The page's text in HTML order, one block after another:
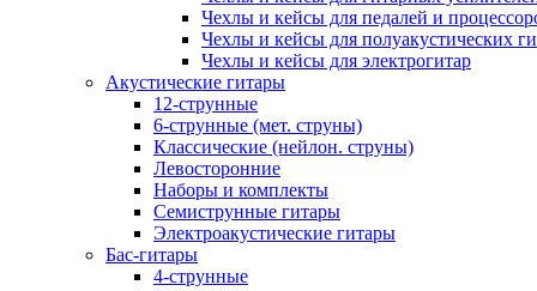
Чехлы и кейсы для педалей и
Чехлы и кейсы для полуакустических
Чехлы и кейсы для электрогитар
Акустические гитары
12-струнные
6-струнные (мет. струны)
Классические (нейлон. струны)
Левосторонние
Наборы и комплекты
Семиструнные гитары
Электроакустические гитары
Бас-гитары
4-струнные